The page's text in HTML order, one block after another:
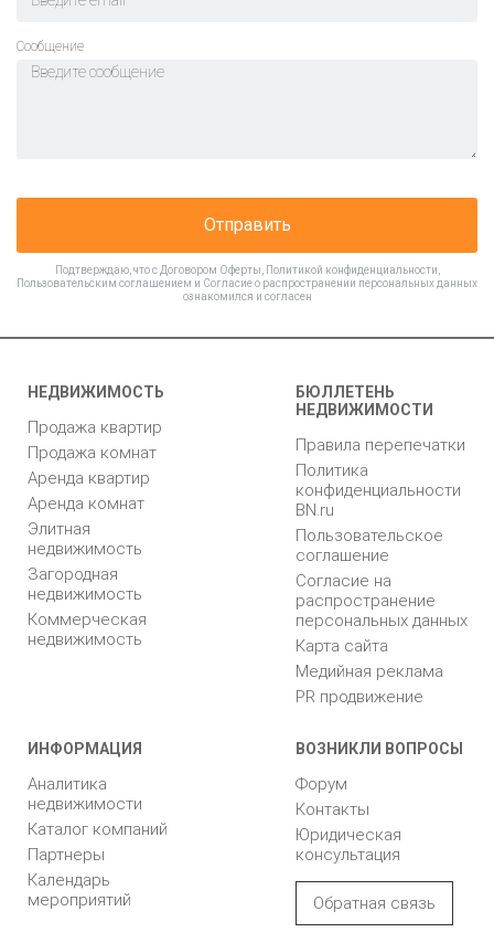
Cообщение
Отправить
Подтверждаю, что с Договором Оферты Политикой конфиденциальности
Пользовательским соглашением и Согласие о распространении персональных данных
ознакомился и согласен
НЕДВИЖИМОСТЬ
Продажа квартир
Продажа комнат
Аренда квартир
Аренда комнат
Элитная
недвижимость
Загородная
недвижимость
Коммерческая
недвижимость
БЮЛЛЕТЕНЬ
НЕДВИЖИМОСТИ
Правила перепечатки
Политика
конфиденциальности
BN.ru
Пользовательское
соглашение
Согласие на
распространение
персональных данных
Карта сайта
Медийная реклама
PR продвижение
ИНФОРМАЦИЯ
Аналитика
недвижимости
Каталог компаний
Партнеры
Календарь
мероприятий
ВОЗНИКЛИ ВОПРОСЫ
Форум
Контакты
Юридическая
консультация
Обратная связь